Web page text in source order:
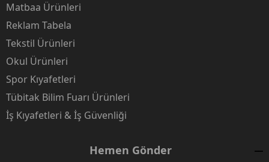
Matbaa Ürünleri
Reklam Tabela
Tekstil Ürünleri
Okul Ürünleri
Spor Kıyafetleri
Tübitak Bilim Fuarı Ürünleri
İş Kıyafetleri & İş Güvenliği
Hemen Gönder